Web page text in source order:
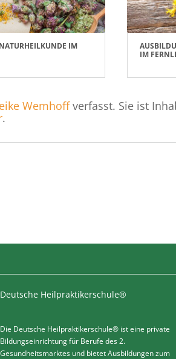
IM
IM
Wemhoffverfasst. Sie ist
.
Deutsche Heilpraktikerschule®
Die Deutsche Heilpraktikerschule® ist eine private
Bildungseinrichtung für Berufe des 2.
Gesundheitsmarktes und bietet Ausbildungen zum